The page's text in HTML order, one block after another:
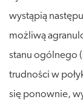
wystąpią
możliwą
stanu ogólnego
trudności w
się ponownie,